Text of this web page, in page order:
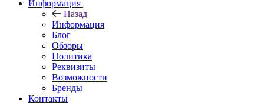
Информация
Назад
Информация
Блог
Обзоры
Политика
Реквизиты
Возможности
Бренды
Контакты